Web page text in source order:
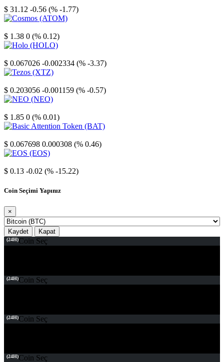
$ 31.12 -0.56 (% -1.77)
$ 1.38 0 (% 0.12)
$ 0.067026 -0.002334 (% -3.37)
$ 0.203056 -0.001159 (% -0.57)
$ 1.85 0 (% 0.01)
$ 0.067698 0.000308 (% 0.46)
$ 0.13 -0.02 (% -15.22)
Coin Seçimi Yapınız
×
Kaydet Kapat
(24H)Coin Seç
(24H)Coin Seç
(24H)Coin Seç
(24H)Coin Seç